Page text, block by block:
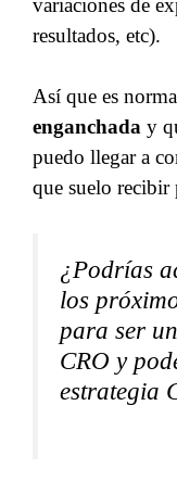
variaciones de
resultados, etc).
Así que es
enganchada y
puedo llegar a
que suelo recibir
¿Podrías
los
para ser
CRO y
estrategia